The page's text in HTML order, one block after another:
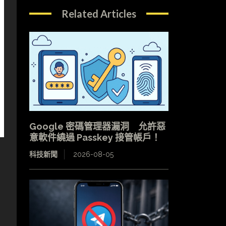
Related Articles
Google 密碼管理器漏洞 允許惡
意軟件繞過 Passkey 接管帳戶！
科技新聞 2026-08-05